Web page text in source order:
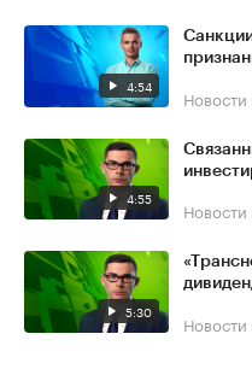
4:54
4:55
5:30